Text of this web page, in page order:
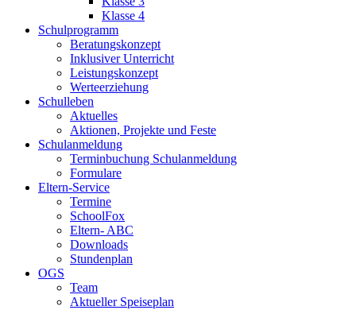
Klasse 4
Schulprogramm
Beratungskonzept
Inklusiver Unterricht
Leistungskonzept
Werteerziehung
Schulleben
Aktuelles
Aktionen, Projekte und Feste
Schulanmeldung
Terminbuchung Schulanmeldung
Formulare
Eltern-Service
Termine
SchoolFox
Eltern- ABC
Downloads
Stundenplan
OGS
Team
Aktueller Speiseplan